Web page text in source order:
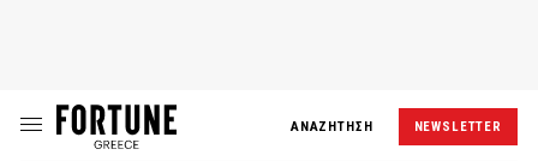
ΑΝΑΖΗΤΗΣΗ NEWSLETTER